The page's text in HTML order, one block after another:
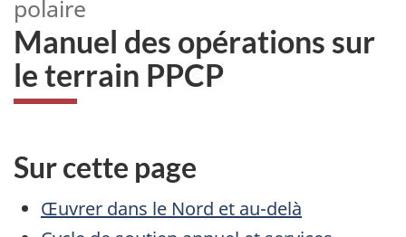
polaire
Manuel des opérations sur
le terrain PPCP
Sur cette page
Œuvrer dans le Nord et au-delà